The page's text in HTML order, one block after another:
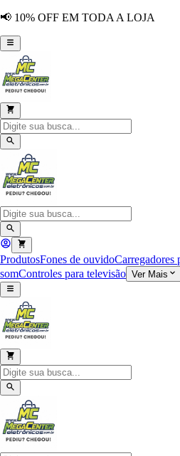
📢 10% OFF EM TODA A LOJA
ProdutosFones de ouvidoCarregadores
somControles para televisão Ver Mais